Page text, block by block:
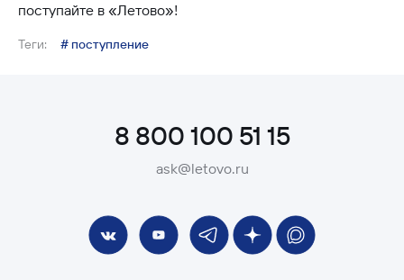
поступайте в «Летово»!
Теги: # поступление
8 800 100 51 15
ask@letovo.ru